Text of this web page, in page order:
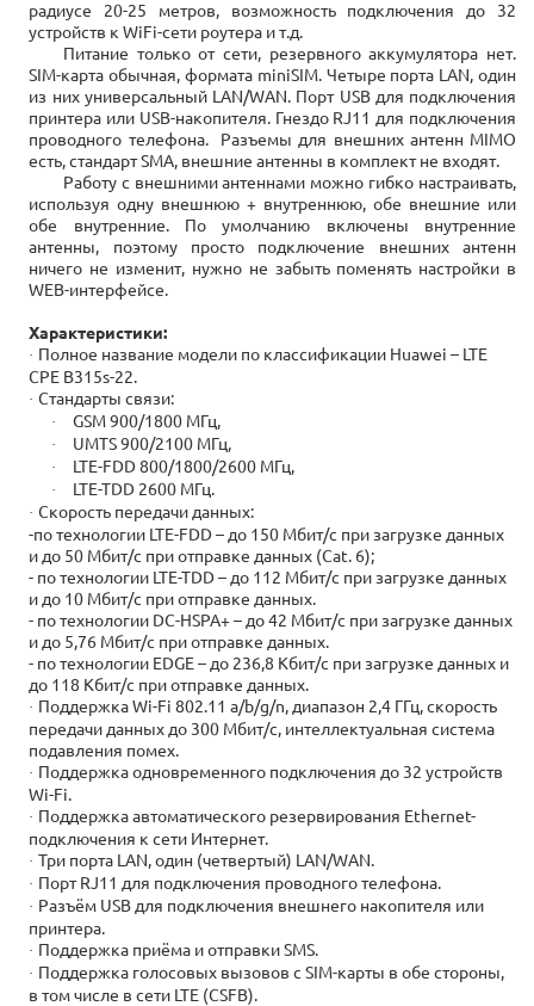
радиусе 20-25 метров, возможность подключения до 32
устройств к WiFi-сети роутера и т.д.
Питание только от сети, резервного аккумулятора нет.
SIM-карта обычная, формата miniSIM. Четыре порта LAN, один
из них универсальный LAN/WAN. Порт USB для подключения
принтера или USB-накопителя. Гнездо RJ11 для подключения
проводного телефона. Разъемы для внешних антенн MIMO
есть, стандарт SMA, внешние антенны в комплект не входят.
Работу с внешними антеннами можно гибко настраивать,
используя одну внешнюю + внутреннюю, обе внешние или
обе внутренние. По умолчанию включены внутренние
антенны, поэтому просто подключение внешних антенн
ничего не изменит, нужно не забыть поменять настройки в
WEB-интерфейсе.
Характеристики:
· Полное название модели по классификации Huawei – LTE
CPE B315s-22.
· Стандарты связи:
· GSM 900/1800 МГц,
· UMTS 900/2100 МГц,
· LTE-FDD 800/1800/2600 МГц,
· LTE-TDD 2600 МГц.
· Скорость передачи данных:
-по технологии LTE-FDD – до 150 Мбит/с при загрузке данных
и до 50 Мбит/с при отправке данных (Cat. 6);
- по технологии LTE-TDD – до 112 Мбит/с при загрузке данных
и до 10 Мбит/с при отправке данных.
- по технологии DC-HSPA+ – до 42 Мбит/с при загрузке данных
и до 5,76 Мбит/с при отправке данных.
- по технологии EDGE – до 236,8 Кбит/с при загрузке данных и
до 118 Кбит/с при отправке данных.
· Поддержка Wi-Fi 802.11 a/b/g/n, диапазон 2,4 ГГц, скорость
передачи данных до 300 Мбит/с, интеллектуальная система
подавления помех.
· Поддержка одновременного подключения до 32 устройств
Wi-Fi.
· Поддержка автоматического резервирования Ethernet-
подключения к сети Интернет.
· Три порта LAN, один (четвертый) LAN/WAN.
· Порт RJ11 для подключения проводного телефона.
· Разъём USB для подключения внешнего накопителя или
принтера.
· Поддержка приёма и отправки SMS.
· Поддержка голосовых вызовов с SIM-карты в обе стороны,
в том числе в сети LTE (CSFB).